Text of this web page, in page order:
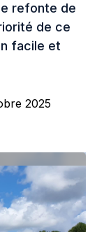
refonte de
de ce
facile et
2025